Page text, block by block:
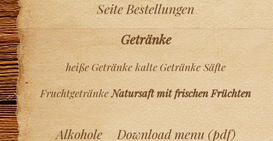
Seite Bestellungen
Getränke
heiße Getränke kalte Getränke Säfte
Fruchtgetränke Natursaft mit frischen Früchten
Alkohole Download menu (pdf)